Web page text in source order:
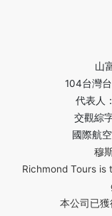
山
104台灣
代表人
交觀綜
國際航
穆
Richmond Tours is
本公司已